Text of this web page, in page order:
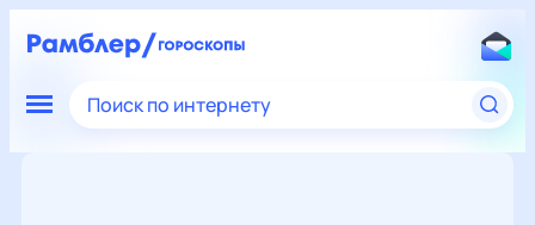
Поиск по интернету